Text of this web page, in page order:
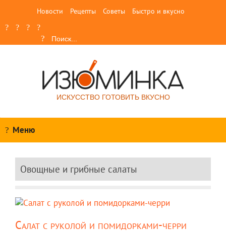
Новости Рецепты Советы Быстро и вкусно
ИСКУССТВО ГОТОВИТЬ ВКУСНО
Меню
Овощные и грибные салаты
Салат с руколой и помидорками-черри